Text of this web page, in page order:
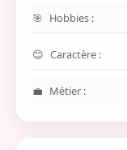
Hobbies :
Caractère :
Métier :